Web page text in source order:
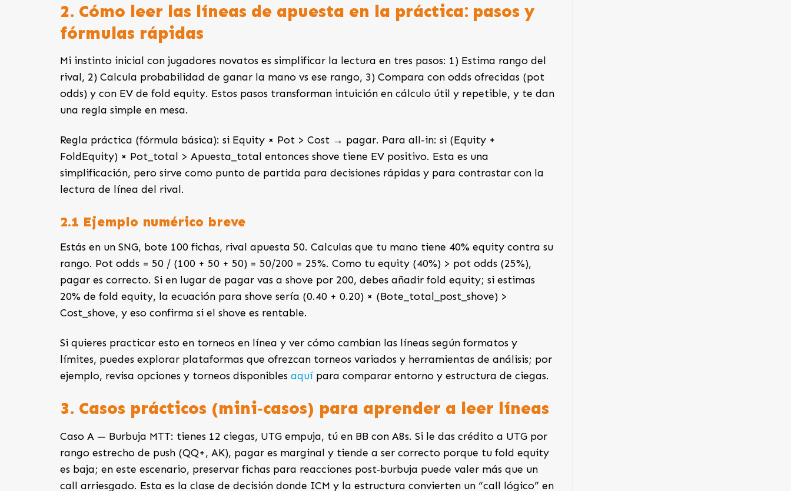
2. Cómo leer las líneas de apuesta en la práctica: pasos y
fórmulas rápidas
Mi instinto inicial con jugadores novatos es simplificar la lectura en tres pasos: 1) Estima rango del
rival, 2) Calcula probabilidad de ganar la mano vs ese rango, 3) Compara con odds ofrecidas (pot
odds) y con EV de fold equity. Estos pasos transforman intuición en cálculo útil y repetible, y te dan
una regla simple en mesa.
Regla práctica (fórmula básica): si Equity × Pot > Cost → pagar. Para all-in: si (Equity +
FoldEquity) × Pot_total > Apuesta_total entonces shove tiene EV positivo. Esta es una
simplificación, pero sirve como punto de partida para decisiones rápidas y para contrastar con la
lectura de línea del rival.
2.1 Ejemplo numérico breve
Estás en un SNG, bote 100 fichas, rival apuesta 50. Calculas que tu mano tiene 40% equity contra su
rango. Pot odds = 50 / (100 + 50 + 50) = 50/200 = 25%. Como tu equity (40%) > pot odds (25%),
pagar es correcto. Si en lugar de pagar vas a shove por 200, debes añadir fold equity; si estimas
20% de fold equity, la ecuación para shove sería (0.40 + 0.20) × (Bote_total_post_shove) >
Cost_shove, y eso confirma si el shove es rentable.
Si quieres practicar esto en torneos en línea y ver cómo cambian las líneas según formatos y
límites, puedes explorar plataformas que ofrezcan torneos variados y herramientas de análisis; por
ejemplo, revisa opciones y torneos disponibles aquípara comparar entorno y estructura de ciegas.
3. Casos prácticos (mini‑casos) para aprender a leer líneas
Caso A — Burbuja MTT: tienes 12 ciegas, UTG empuja, tú en BB con A8s. Si le das crédito a UTG por
rango estrecho de push (QQ+, AK), pagar es marginal y tiende a ser correcto porque tu fold equity
es baja; en este escenario, preservar fichas para reacciones post‑burbuja puede valer más que un
call arriesgado. Esta es la clase de decisión donde ICM y la estructura convierten un “call lógico” en